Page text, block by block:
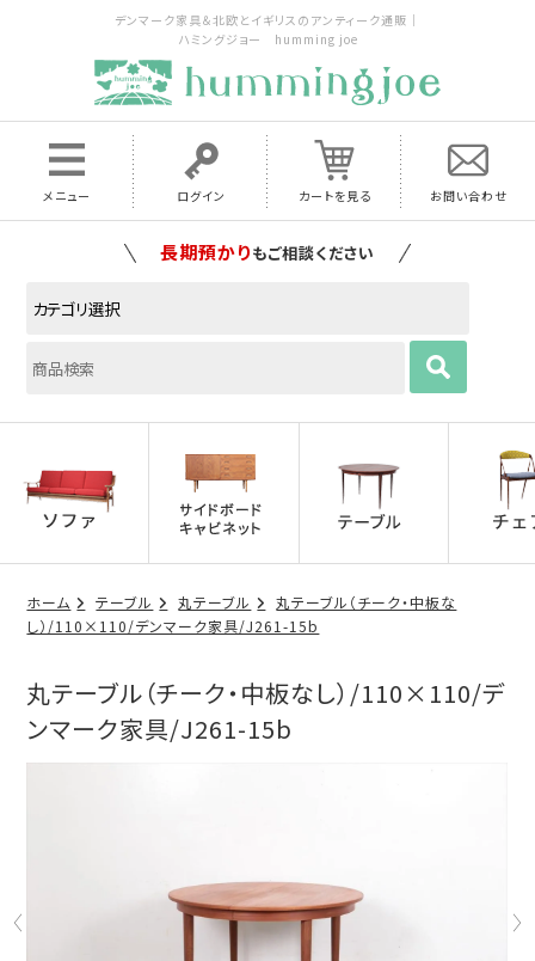
デンマーク家具＆北欧とイギリスのアンティーク通販｜
ハミングジョー humming joe
メニュー ログイン カートを見る お問い合わせ
家具の配送料は全国当店で負担いたします
ホーム テーブル 丸テーブル
丸テーブル（チーク・中板な
し）/110×110/デンマーク家具/J261-15b
丸テーブル（チーク・中板なし）/110×110/デ
ンマーク家具/J261-15b